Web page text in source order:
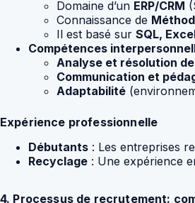
Domaine d’un ERP/CRM
Connaissance de
Il est basé sur SQL,
Compétences
Analyse et résolution
Communication et
Adaptabilité
Expérience professionnelle
Débutants : Les entreprises
Recyclage : Une expérience
4. Processus de recrutement: